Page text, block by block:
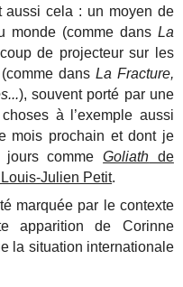
aussi cela : un moyen de
monde (comme dans La
de projecteur sur les
dans La Fracture,
), souvent porté par une
à l’exemple aussi
mois prochain et dont je
jours commeGoliath de
Julien Petit.
marquée par le contexte
apparition de Corinne
la situation internationale